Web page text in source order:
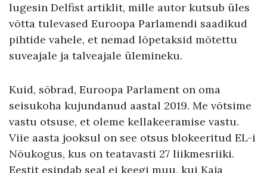
lugesin Delfist artiklit, mille autor kutsub üles
võtta tulevased Euroopa Parlamendi saadikud
pihtide vahele, et nemad lõpetaksid mõtettu
suveajale ja talveajale ülemineku.
Kuid, sõbrad, Euroopa Parlament on oma
seisukoha kujundanud aastal 2019. Me võtsime
vastu otsuse, et oleme kellakeeramise vastu.
Viie aasta jooksul on see otsus blokeeritud EL-i
Nõukogus, kus on teatavasti 27 liikmesriiki.
Eestit esindab seal ei keegi muu, kui Kaja